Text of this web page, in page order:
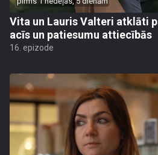
Vita un Lauris Valteri atklāti
acīs un patiesumu attiecībās
16. epizode